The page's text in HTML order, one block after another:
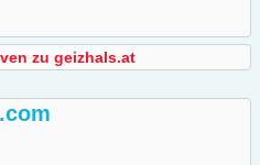
zu geizhals.at